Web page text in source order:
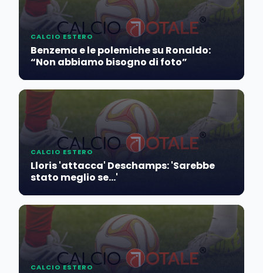
CALCIO ESTERO
Benzema e le polemiche su Ronaldo:
“Non abbiamo bisogno di foto”
CALCIO ESTERO
Lloris 'attacca' Deschamps: 'Sarebbe
stato meglio se...'
CALCIO ESTERO